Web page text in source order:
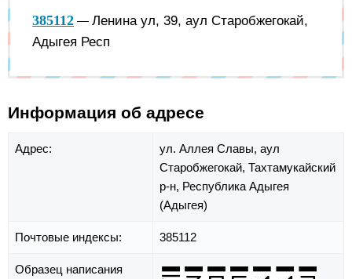
385112 — Ленина ул, 39, аул Старобжегокай,
Адыгея Респ
Информация об адресе
Адрес: ул. Аллея Славы, аул
Старобжегокай, Тахтамукайский
р-н, Республика Адыгея
(Адыгея)
Почтовые индексы: 385112
Образец написания